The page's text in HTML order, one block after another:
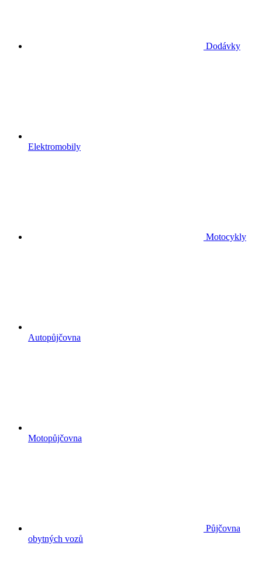
Dodávky
Elektromobily
Motocykly
Autopůjčovna
Motopůjčovna
Půjčovna
obytných vozů